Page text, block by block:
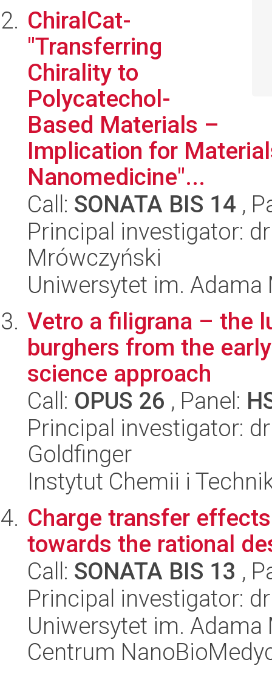
ChiralCat-
"Transferring
Chirality to
Polycatechol-
Based Materials –
Implication for
Nanomedicine"...
Call: SONATA BIS 14 ,
Principal investigator:
Mrówczyński
Uniwersytet im.
Vetro a filigrana – the
burghers from the
science approach
Call: OPUS 26 , Panel:
Principal investigator:
Goldfinger
Instytut Chemii i
Charge transfer
towards the rational
Call: SONATA BIS 13 ,
Principal investigator:
Uniwersytet im.
Centrum